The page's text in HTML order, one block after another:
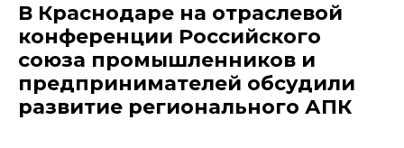
В Краснодаре на отраслевой
конференции Российского
союза промышленников и
предпринимателей обсудили
развитие регионального АПК